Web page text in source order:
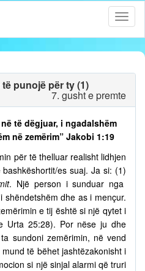
punojë për ty (1)
7. gusht e premte
të dëgjuar, i ngadalshëm
në zemërim” Jakobi 1:19
për të thelluar realisht lidhjen
es suaj. Ja si: (1)
. Një person i sunduar nga
dhe as i mençur.
e tij është si një qytet i
Urta 25:28). Por nëse ju dhe
sundoni zemërimin, në vend
të bëhet jashtëzakonisht i
si një sinjal alarmi që truri